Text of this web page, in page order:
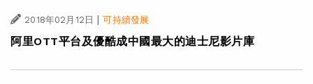
2018年02月12日 | 可持續發展
阿里OTT平台及優酷成中國最大的迪士尼影片庫